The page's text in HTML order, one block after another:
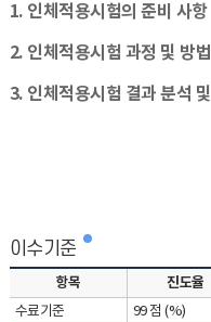
1. 인체적용시험의 준비 사항
2. 인체적용시험 과정 및 방법
3. 인체적용시험 결과 분석
이수기준
항목 진도율
수료기준 99 점 (%)